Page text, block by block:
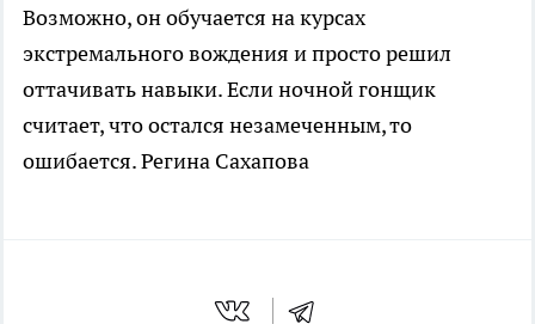
Возможно, он обучается на курсах
экстремального вождения и просто решил
оттачивать навыки. Если ночной гонщик
считает, что остался незамеченным, то
ошибается. Регина Сахапова